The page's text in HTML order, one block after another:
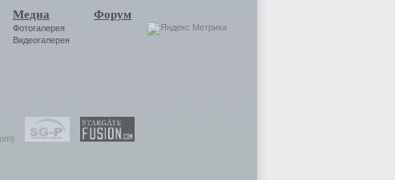
Медиа
Фотогалерея
Видеогалерея
Форум